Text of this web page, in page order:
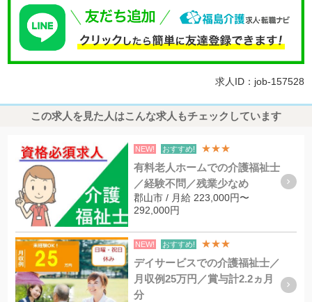
求人ID：job-157528
この求人を見た人はこんな求人もチェックしています
NEW! おすすめ! ★★★
有料老人ホームでの介護福祉士
／経験不問／残業少なめ
郡山市 / 月給 223,000円〜
292,000円
NEW! おすすめ! ★★★
デイサービスでの介護福祉士／
月収例25万円／賞与計2.2ヵ月
分